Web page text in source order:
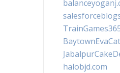
halobjd.com